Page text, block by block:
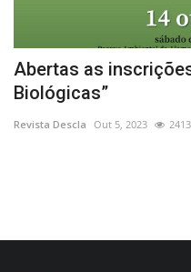
Abertas as
Biológicas”
Revista Descla Out 5, 2023 2413